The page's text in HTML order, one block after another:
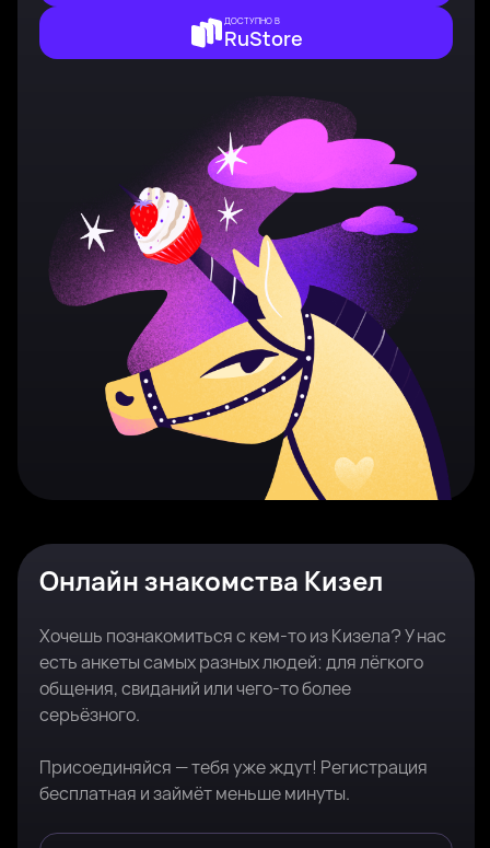
ДОСТУПНО В
RuStore
Онлайн знакомства Кизел
Хочешь познакомиться с кем-то из Кизела? У нас
есть анкеты самых разных людей: для лёгкого
общения, свиданий или чего-то более
серьёзного.
Присоединяйся — тебя уже ждут! Регистрация
бесплатная и займёт меньше минуты.